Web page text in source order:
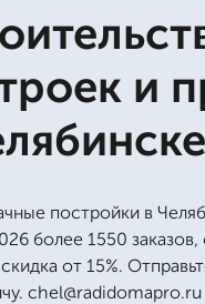
и
постройки в
более 1550
от 15%.
chel@radidomapro.ru